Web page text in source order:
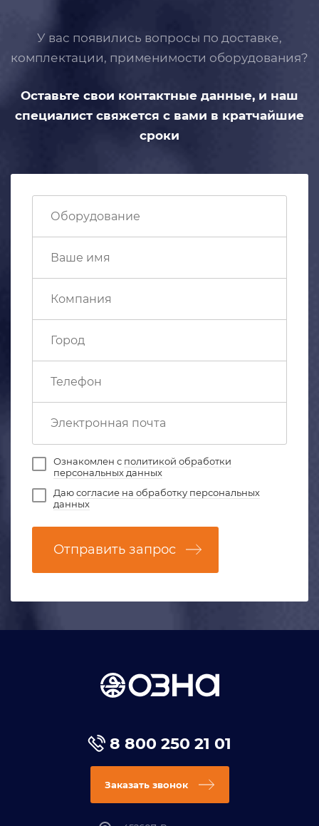
У вас появились вопросы по доставке,
комплектации, применимости оборудования?
Оставьте свои контактные данные, и наш
специалист свяжется с вами в кратчайшие
сроки
Ознакомлен с политикой обработки
персональных данных
Даюсогласие на обработку персональных
данных
Отправить запрос
8 800 250 21 01
Заказать звонок